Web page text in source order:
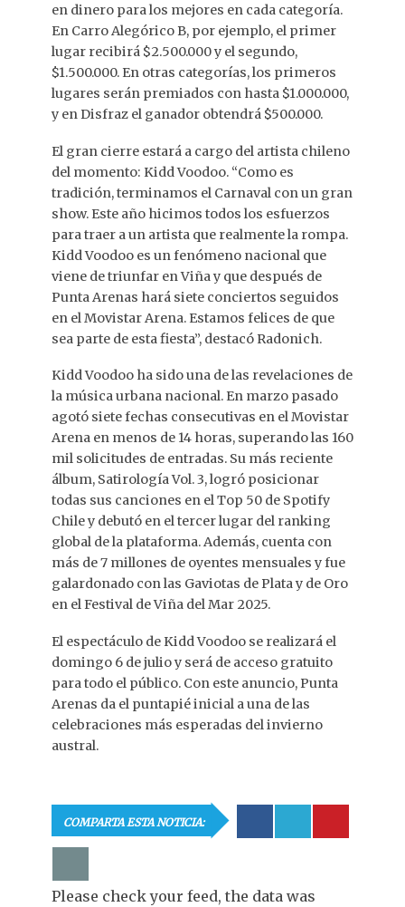
en dinero para los mejores en cada categoría.
En Carro Alegórico B, por ejemplo, el primer
lugar recibirá $2.500.000 y el segundo,
$1.500.000. En otras categorías, los primeros
lugares serán premiados con hasta $1.000.000,
y en Disfraz el ganador obtendrá $500.000.
El gran cierre estará a cargo del artista chileno
del momento: Kidd Voodoo. “Como es
tradición, terminamos el Carnaval con un gran
show. Este año hicimos todos los esfuerzos
para traer a un artista que realmente la rompa.
Kidd Voodoo es un fenómeno nacional que
viene de triunfar en Viña y que después de
Punta Arenas hará siete conciertos seguidos
en el Movistar Arena. Estamos felices de que
sea parte de esta fiesta”, destacó Radonich.
Kidd Voodoo ha sido una de las revelaciones de
la música urbana nacional. En marzo pasado
agotó siete fechas consecutivas en el Movistar
Arena en menos de 14 horas, superando las 160
mil solicitudes de entradas. Su más reciente
álbum, Satirología Vol. 3, logró posicionar
todas sus canciones en el Top 50 de Spotify
Chile y debutó en el tercer lugar del ranking
global de la plataforma. Además, cuenta con
más de 7 millones de oyentes mensuales y fue
galardonado con las Gaviotas de Plata y de Oro
en el Festival de Viña del Mar 2025.
El espectáculo de Kidd Voodoo se realizará el
domingo 6 de julio y será de acceso gratuito
para todo el público. Con este anuncio, Punta
Arenas da el puntapié inicial a una de las
celebraciones más esperadas del invierno
austral.
COMPARTA ESTA NOTICIA:
Please check your feed, the data was